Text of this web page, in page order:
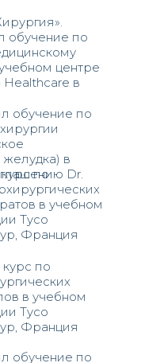
по
в учебном
Tyco
Франция
курс по
в учебном
Tyco
Франция
обучение по
центре
в
обучение по
обучение по
в
Dr.